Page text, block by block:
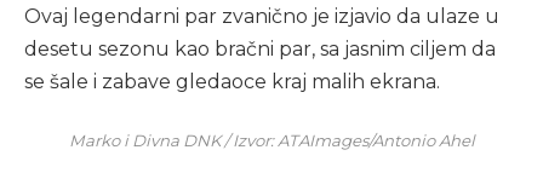
Ovaj legendarni par zvanično je izjavio da ulaze u
desetu sezonu kao bračni par, sa jasnim ciljem da
se šale i zabave gledaoce kraj malih ekrana.
Marko i Divna DNK / Izvor: ATAImages/Antonio Ahel